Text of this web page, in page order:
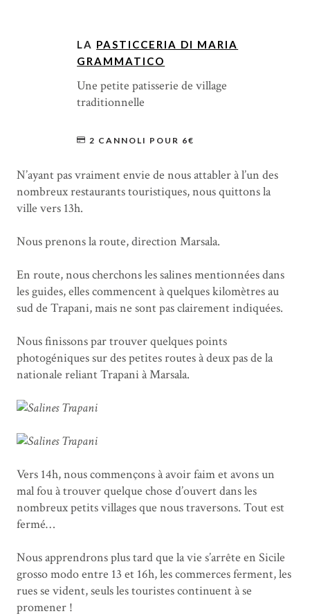
LA PASTICCERIA DI MARIA
GRAMMATICO
Une petite patisserie de village
traditionnelle
2 CANNOLI POUR 6€
N’ayant pas vraiment envie de nous attabler à l’un des
nombreux restaurants touristiques, nous quittons la
ville vers 13h.
Nous prenons la route, direction Marsala.
En route, nous cherchons les salines mentionnées dans
les guides, elles commencent à quelques kilomètres au
sud de Trapani, mais ne sont pas clairement indiquées.
Nous finissons par trouver quelques points
photogéniques sur des petites routes à deux pas de la
nationale reliant Trapani à Marsala.
Vers 14h, nous commençons à avoir faim et avons un
mal fou à trouver quelque chose d’ouvert dans les
nombreux petits villages que nous traversons. Tout est
fermé…
Nous apprendrons plus tard que la vie s’arrête en Sicile
grosso modo entre 13 et 16h, les commerces ferment, les
rues se vident, seuls les touristes continuent à se
promener !